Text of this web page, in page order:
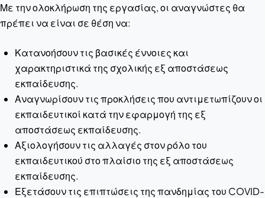
Με την ολοκλήρωση της εργασίας, οι αναγνώστες θα
πρέπει να είναι σε θέση να:
Κατανοήσουν τις βασικές έννοιες και
χαρακτηριστικά της σχολικής εξ αποστάσεως
εκπαίδευσης.
Αναγνωρίσουν τις προκλήσεις που αντιμετωπίζουν οι
εκπαιδευτικοί κατά την εφαρμογή της εξ
αποστάσεως εκπαίδευσης.
Αξιολογήσουν τις αλλαγές στον ρόλο του
εκπαιδευτικού στο πλαίσιο της εξ αποστάσεως
εκπαίδευσης.
Εξετάσουν τις επιπτώσεις της πανδημίας του COVID-